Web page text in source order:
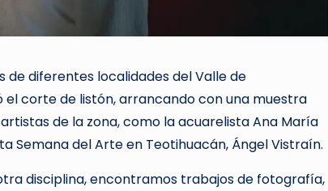
de diferentes localidades del Valle de
el corte de listón, arrancando con una muestra
de la zona, como la acuarelista Ana María
Semana del Arte en Teotihuacán, Ángel Vistraín.
disciplina, encontramos trabajos de fotografía,